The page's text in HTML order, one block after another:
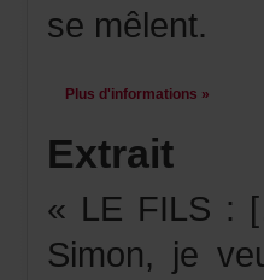
semêlent.
Plusd'informations»
Extrait